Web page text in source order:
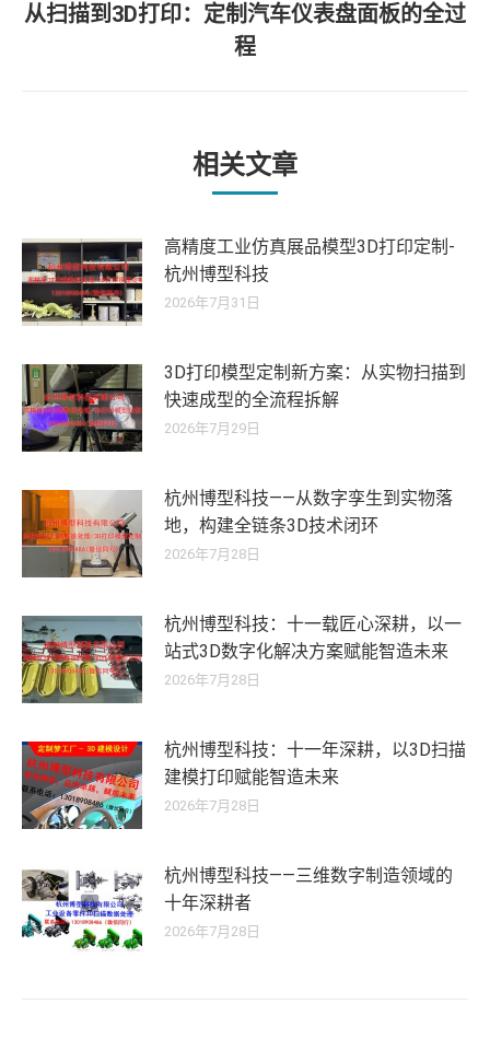
航
文
章：
未
来
从扫描到3D打印：定制汽车仪表盘面板的全过
程
相关文章
高精度工业仿真展品模型3D打印定制-
杭州博型科技
2026年7月31日
3D打印模型定制新方案：从实物扫描到
快速成型的全流程拆解
2026年7月29日
杭州博型科技——从数字孪生到实物落
地，构建全链条3D技术闭环
2026年7月28日
杭州博型科技：十一载匠心深耕，以一
站式3D数字化解决方案赋能智造未来
2026年7月28日
杭州博型科技：十一年深耕，以3D扫描
建模打印赋能智造未来
2026年7月28日
杭州博型科技——三维数字制造领域的
十年深耕者
2026年7月28日